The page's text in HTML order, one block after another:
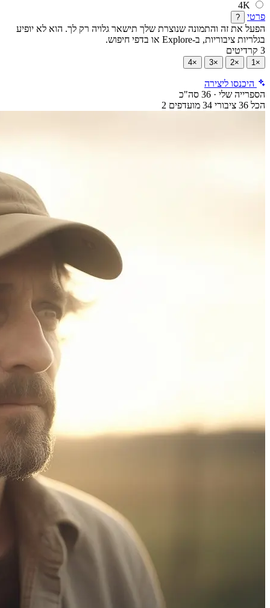
4K
פרטי
?
הפעל את זה והתמונה שנוצרת שלך תישאר גלויה רק לך. הוא לא יופיע
בגלריות ציבוריות, ב-Explore או בדפי חיפוש.
3 קרדיטים
×1
×2
×3
×4
היכנסו ליצירה
הספרייה שלי · 36 סה"כ
הכל 36 ציבורי 34 מועדפים 2